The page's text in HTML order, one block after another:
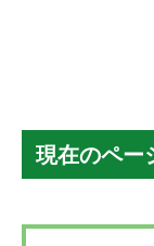
現在のペー